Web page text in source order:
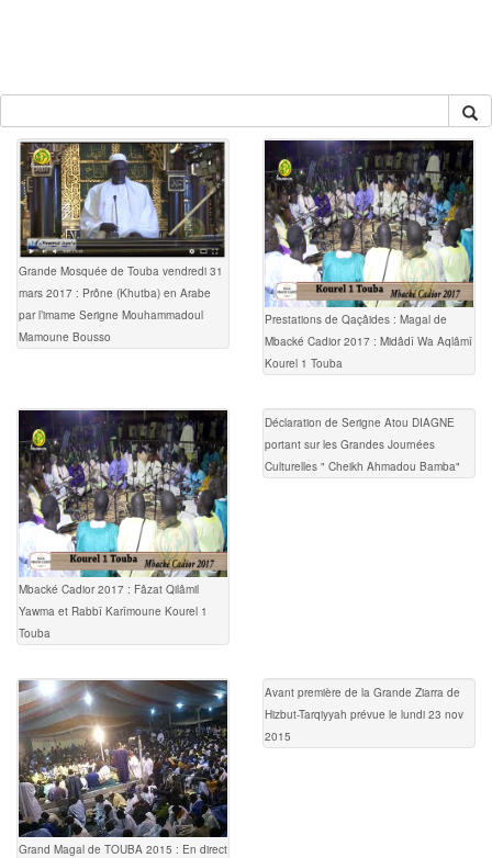
Grande Mosquée de Touba vendredi 31
mars 2017 : Prône (Khutba) en Arabe
par l’imame Serigne Mouhammadoul
Mamoune Bousso
Prestations de Qaçâides : Magal de
Mbacké Cadior 2017 : Midâdî Wa Aqlâmî
Kourel 1 Touba
Mbacké Cadior 2017 : Fâzat Qilâmil
Yawma et Rabbî Karîmoune Kourel 1
Touba
Déclaration de Serigne Atou DIAGNE
portant sur les Grandes Journées
Culturelles " Cheikh Ahmadou Bamba"
Grand Magal de TOUBA 2015 : En direct
Avant première de la Grande Ziarra de
Hizbut-Tarqiyyah prévue le lundi 23 nov
2015